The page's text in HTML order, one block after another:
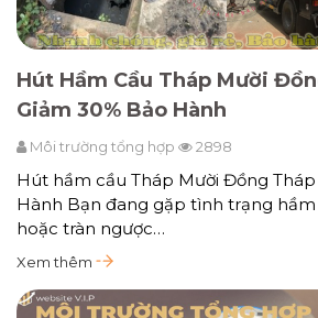
Hút Hầm Cầu Tháp Mười
Giảm 30% Bảo Hành
Môi trường tổng hợp 2898
Hút hầm cầu Tháp Mười Đồng Tháp
Hành Bạn đang gặp tình trạng hầm
hoặc tràn ngược…
Xem thêm